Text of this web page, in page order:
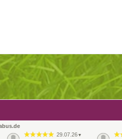
29.07.26 ▼